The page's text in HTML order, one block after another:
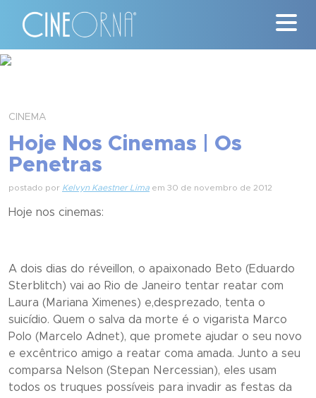
#ClássicosCineOrna
CINEMA
Hoje Nos Cinemas | Os
Penetras
postado por Kelvyn Kaestner Lima em 30 de novembro de 2012
Hoje nos cinemas:
A dois dias do réveillon, o apaixonado Beto (Eduardo
Sterblitch) vai ao Rio de Janeiro tentar reatar com
Laura (Mariana Ximenes) e,desprezado, tenta o
suicídio. Quem o salva da morte é o vigarista Marco
Polo (Marcelo Adnet), que promete ajudar o seu novo
e excêntrico amigo a reatar coma amada. Junto a seu
comparsa Nelson (Stepan Nercessian), eles usam
todos os truques possíveis para invadir as festas da